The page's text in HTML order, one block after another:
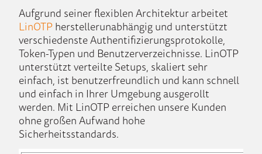
Aufgrund seiner flexiblen Architektur arbeitet
LinOTPherstellerunabhängig und unterstützt
verschiedenste Authentifizierungsprotokolle,
Token-Typen und Benutzerverzeichnisse. LinOTP
unterstützt verteilte Setups, skaliert sehr
einfach, ist benutzerfreundlich und kann schnell
und einfach in Ihrer Umgebung ausgerollt
werden. Mit LinOTP erreichen unsere Kunden
ohne großen Aufwand hohe
Sicherheitsstandards.